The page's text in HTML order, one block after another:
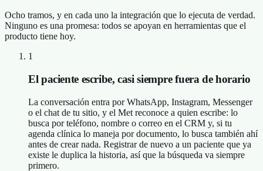
Ocho tramos, y en cada uno la integración que lo ejecuta de verdad.
Ninguno es una promesa: todos se apoyan en herramientas que el
producto tiene hoy.
1
El paciente escribe, casi siempre fuera de horario
La conversación entra por WhatsApp, Instagram, Messenger
o el chat de tu sitio, y el Met reconoce a quien escribe: lo
busca por teléfono, nombre o correo en el CRM y, si tu
agenda clínica lo maneja por documento, lo busca también ahí
antes de crear nada. Registrar de nuevo a un paciente que ya
existe le duplica la historia, así que la búsqueda va siempre
primero.